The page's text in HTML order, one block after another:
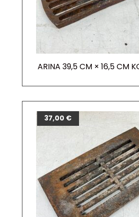
ARINA 39,5 CM × 16,5 CM
37,00 €